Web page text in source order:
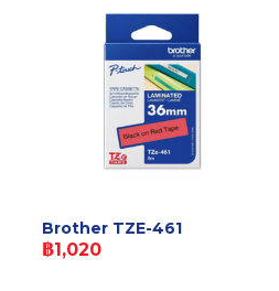
Brother TZE-461
฿1,020